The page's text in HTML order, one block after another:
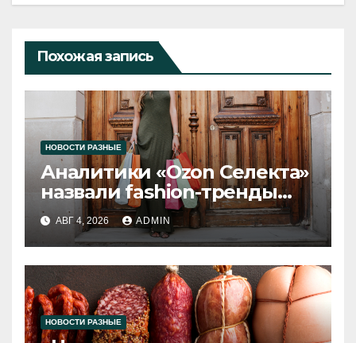
Похожая запись
НОВОСТИ РАЗНЫЕ
Аналитики «Ozon Селекта»
назвали fashion-тренды
2026 года
АВГ 4, 2026 ADMIN
НОВОСТИ РАЗНЫЕ